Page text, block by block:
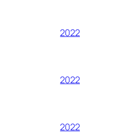
2022
2022
2022